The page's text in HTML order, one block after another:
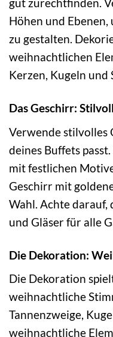
gut zurechtfinden.
Höhen und
zu gestalten.
weihnachtlichen
Kerzen, Kugeln und
Das Geschirr:
Verwende stilvolles
deines Buffets
mit festlichen
Geschirr mit
Wahl. Achte darauf,
und Gläser für alle
Die Dekoration:
Die Dekoration
weihnachtliche
Tannenzweige,
weihnachtliche